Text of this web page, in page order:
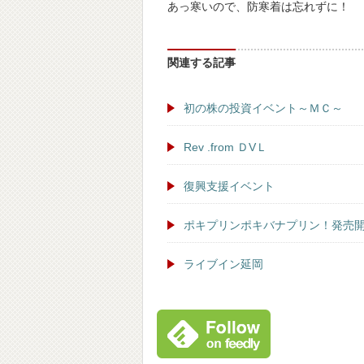
あっ寒いので、防寒着は忘れずに！
関連する記事
初の株の投資イベント～ＭＣ～
Rev .from ＤVＬ
復興支援イベント
ポキプリンポキバナプリン！発売
ライブイン延岡